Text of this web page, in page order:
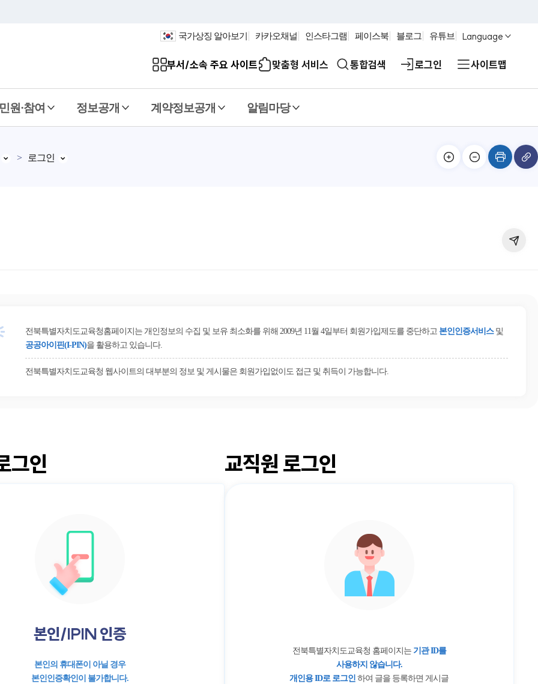
국가상징 알아보기 카카오채널 인스타그램 페이스북 블로그 유튜브 Language
부서/소속 주요 사이트 맞춤형 서비스 통합검색 로그인 사이트맵
원·참여 정보공개 계약정보공개 알림마당
로그인
전북특별자치도교육청홈페이지는 개인정보의 수집 및 보유 최소화를 위해 2009년 11월 4일부터 회원가입제도를 중단하고 본인인증서비스 및
공공아이핀(I-PIN)을 활용하고 있습니다.
전북특별자치도교육청 웹사이트의 대부분의 정보 및 게시물은 회원가입없이도 접근 및 취득이 가능합니다.
그인
본인/IPIN 인증
본인의 휴대폰이 아닐 경우
본인인증확인이 불가합니다.
교직원 로그인
전북특별자치도교육청 홈페이지는 기관 ID를
사용하지 않습니다.
개인용 ID로 로그인 하여 글을 등록하면 게시글